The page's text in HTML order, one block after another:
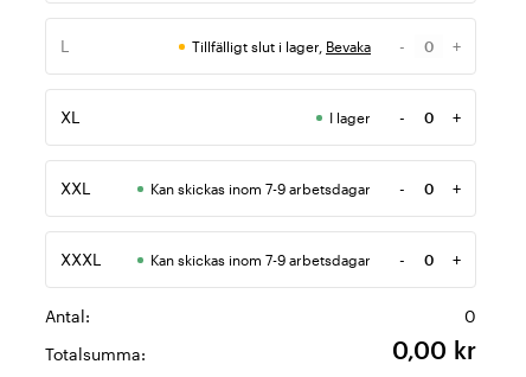
L Tillfälligt slut i lager, Bevaka -
Antal
+
XL I lager -
Antal
+
XXL Kan skickas inom 7-9 arbetsdagar -
Antal
+
XXXL Kan skickas inom 7-9 arbetsdagar -
Antal
+
Antal:
0
Totalsumma:
0,00 kr